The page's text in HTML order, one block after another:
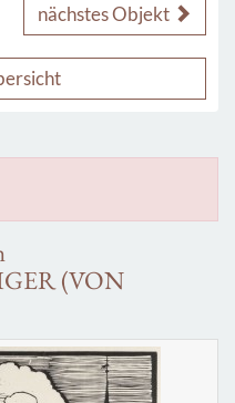
nächstes Objekt
(VON